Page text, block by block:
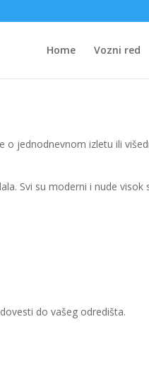
Home Vozni red
jednodnevnom izletu ili
Svi su moderni i nude visok
do vašeg odredišta.